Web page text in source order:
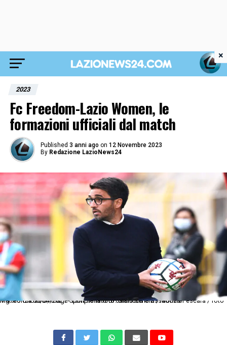
2023
Fc Freedom-Lazio Women, le
formazioni ufficiali dal match
Published 3 anni ago on 12 Novembre 2023
By Redazione LazioNews24
Mg Monza 05/04/2021 - campionato di calcio serie B / Monza-Pescara / foto Matteo Gribaudi/Image Sport nella foto: Gianluca Grassadonia
×